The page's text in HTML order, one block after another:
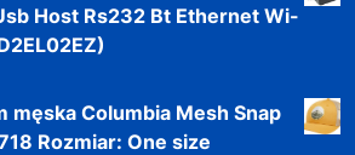
Host Rs232 Bt Ethernet Wi-
męska Columbia Mesh Snap
Rozmiar: One size